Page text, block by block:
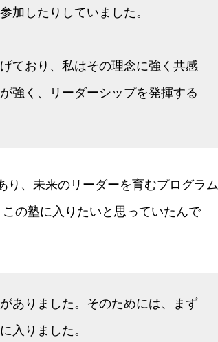
加したりしていました。
ており、私はその理念に強く共感
強く、リーダーシップを発揮する
、未来のリーダーを育むプログラム
の塾に入りたいと思っていたんで
ありました。そのためには、まず
入りました。